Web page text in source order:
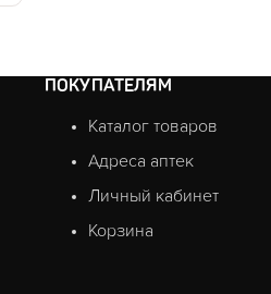
ПОКУПАТЕЛЯМ
Каталог товаров
Адреса аптек
Личный кабинет
Корзина